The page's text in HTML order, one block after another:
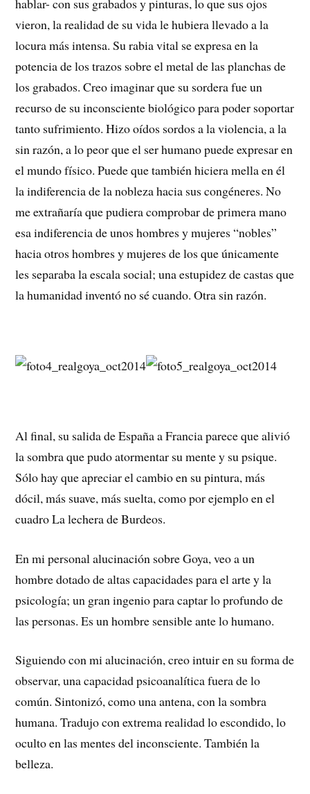
hablar- con sus grabados y pinturas, lo que sus ojos
vieron, la realidad de su vida le hubiera llevado a la
locura más intensa. Su rabia vital se expresa en la
potencia de los trazos sobre el metal de las planchas de
los grabados. Creo imaginar que su sordera fue un
recurso de su inconsciente biológico para poder soportar
tanto sufrimiento. Hizo oídos sordos a la violencia, a la
sin razón, a lo peor que el ser humano puede expresar en
el mundo físico. Puede que también hiciera mella en él
la indiferencia de la nobleza hacia sus congéneres. No
me extrañaría que pudiera comprobar de primera mano
esa indiferencia de unos hombres y mujeres “nobles”
hacia otros hombres y mujeres de los que únicamente
les separaba la escala social; una estupidez de castas que
la humanidad inventó no sé cuando. Otra sin razón.
Al final, su salida de España a Francia parece que alivió
la sombra que pudo atormentar su mente y su psique.
Sólo hay que apreciar el cambio en su pintura, más
dócil, más suave, más suelta, como por ejemplo en el
cuadro La lechera de Burdeos.
En mi personal alucinación sobre Goya, veo a un
hombre dotado de altas capacidades para el arte y la
psicología; un gran ingenio para captar lo profundo de
las personas. Es un hombre sensible ante lo humano.
Siguiendo con mi alucinación, creo intuir en su forma de
observar, una capacidad psicoanalítica fuera de lo
común. Sintonizó, como una antena, con la sombra
humana. Tradujo con extrema realidad lo escondido, lo
oculto en las mentes del inconsciente. También la
belleza.